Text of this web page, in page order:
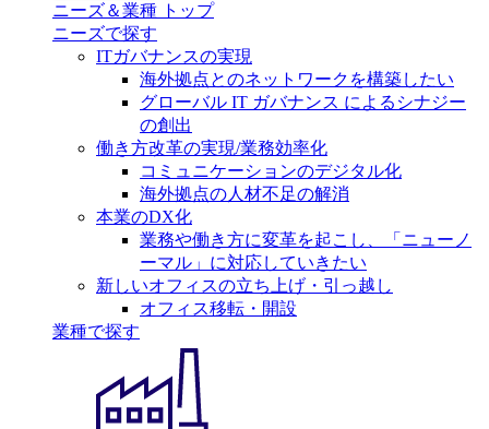
ニーズ＆業種 トップ
ニーズで探す
ITガバナンスの実現
海外拠点とのネットワークを構築したい
グローバル IT ガバナンス によるシナジー
の創出
働き方改革の実現/業務効率化
コミュニケーションのデジタル化
海外拠点の人材不足の解消
本業のDX化
業務や働き方に変革を起こし、「ニューノ
ーマル」に対応していきたい
新しいオフィスの立ち上げ・引っ越し
オフィス移転・開設
業種で探す